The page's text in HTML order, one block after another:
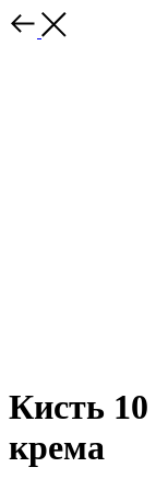
Кисть
крема